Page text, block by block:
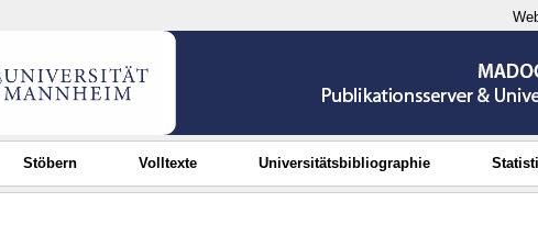
Stöbern Volltexte Universitätsbibliographie